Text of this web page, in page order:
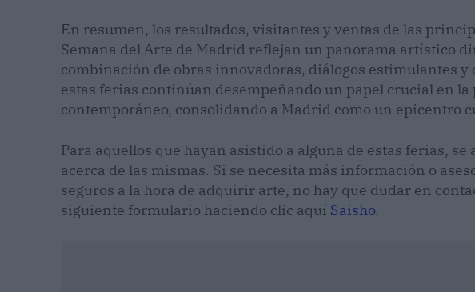
En resumen, los resultados, visitantes y ventas de las
Semana del Arte de Madrid reflejan un panorama artístico
combinación de obras innovadoras, diálogos estimulantes
estas ferias continúan desempeñando un papel crucial en
contemporáneo, consolidando a Madrid como un epicentro
Para aquellos que hayan asistido a alguna de estas ferias,
acerca de las mismas. Si se necesita más información o
seguros a la hora de adquirir arte, no hay que dudar en
siguiente formulario haciendo clic aquí Saisho.